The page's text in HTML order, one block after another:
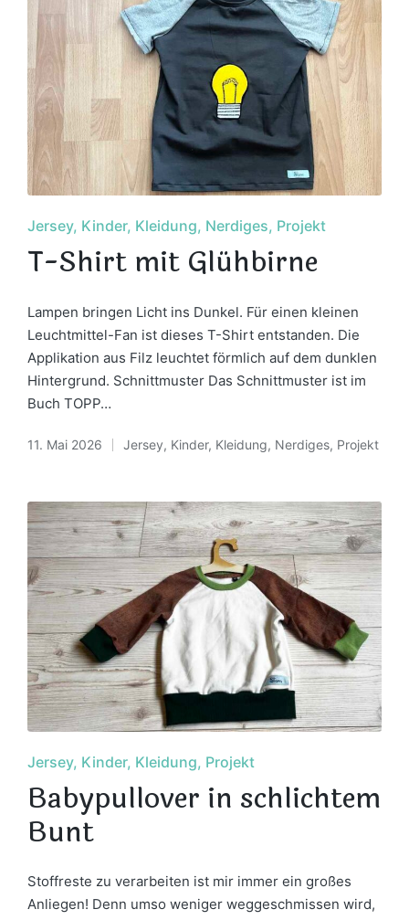
Posted
in
Jersey Kinder Kleidung Nerdiges Projekt
T-Shirt mit Glühbirne
Lampen bringen Licht ins Dunkel. Für einen kleinen
Leuchtmittel-Fan ist dieses T-Shirt entstanden. Die
Applikation aus Filz leuchtet förmlich auf dem dunklen
Hintergrund. Schnittmuster Das Schnittmuster ist im
Buch TOPP…
11. Mai 2026
Posted
Jersey, Kinder, Kleidung, Nerdiges, Projekt
Posted
in
Jersey Kinder Kleidung Projekt
Babypullover in schlichtem
Bunt
Stoffreste zu verarbeiten ist mir immer ein großes
Anliegen! Denn umso weniger weggeschmissen wird,